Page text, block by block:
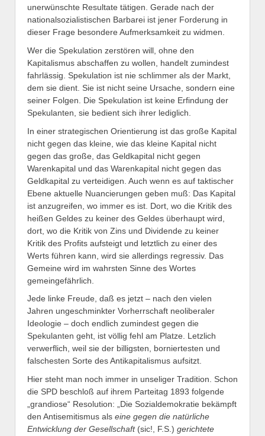
unerwünschte Resultate tätigen. Gerade nach der
nationalsozialistischen Barbarei ist jener Forderung in
dieser Frage besondere Aufmerksamkeit zu widmen.
Wer die Spekulation zerstören will, ohne den
Kapitalismus abschaffen zu wollen, handelt zumindest
fahrlässig. Spekulation ist nie schlimmer als der Markt,
dem sie dient. Sie ist nicht seine Ursache, sondern eine
seiner Folgen. Die Spekulation ist keine Erfindung der
Spekulanten, sie bedient sich ihrer lediglich.
In einer strategischen Orientierung ist das große Kapital
nicht gegen das kleine, wie das kleine Kapital nicht
gegen das große, das Geldkapital nicht gegen
Warenkapital und das Warenkapital nicht gegen das
Geldkapital zu verteidigen. Auch wenn es auf taktischer
Ebene aktuelle Nuancierungen geben muß: Das Kapital
ist anzugreifen, wo immer es ist. Dort, wo die Kritik des
heißen Geldes zu keiner des Geldes überhaupt wird,
dort, wo die Kritik von Zins und Dividende zu keiner
Kritik des Profits aufsteigt und letztlich zu einer des
Werts führen kann, wird sie allerdings regressiv. Das
Gemeine wird im wahrsten Sinne des Wortes
gemeingefährlich.
Jede linke Freude, daß es jetzt – nach den vielen
Jahren ungeschminkter Vorherrschaft neoliberaler
Ideologie – doch endlich zumindest gegen die
Spekulanten geht, ist völlig fehl am Platze. Letzlich
verwerflich, weil sie der billigsten, borniertesten und
falschesten Sorte des Antikapitalismus aufsitzt.
Hier steht man noch immer in unseliger Tradition. Schon
die SPD beschloß auf ihrem Parteitag 1893 folgende
„grandiose“ Resolution: „Die Sozialdemokratie bekämpft
den Antisemitismus als eine gegen die natürliche
Entwicklung der Gesellschaft(sic!, F.S.) gerichtete